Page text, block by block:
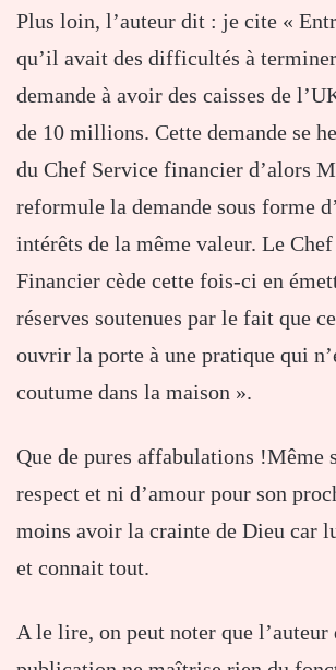
Plus loin, l’auteur dit : je cite «
qu’il avait des difficultés à
demande à avoir des caisses de
de 10 millions. Cette demande se
du Chef Service financier d’alors
reformule la demande sous forme
intérêts de la même valeur. Le
Financier cède cette fois-ci en
réserves soutenues par le fait que
ouvrir la porte à une pratique qui
coutume dans la maison ».
Que de pures affabulations !Même
respect et ni d’amour pour son
moins avoir la crainte de Dieu car
et connait tout.
A le lire, on peut noter que l’auteur